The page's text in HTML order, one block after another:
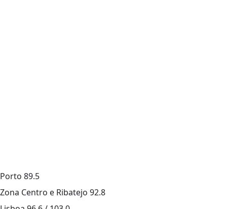
Porto 89.5
Zona Centro e Ribatejo 92.8